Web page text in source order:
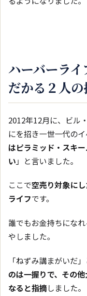
ハーバーラ
だかる２人
2012年12月に、ビル
にを招き一世一代の
はピラミッド・スキ
い」と言いました。
ここで空売り対象に
ライフです。
誰でもお金持ちにな
やしました。
「ねずみ講まがいだ」
のは一握りで、その
なると指摘しました。